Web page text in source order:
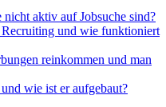
aktiv auf Jobsuche sind?
Recruiting und wie funktioniert
reinkommen und man
wie ist er aufgebaut?